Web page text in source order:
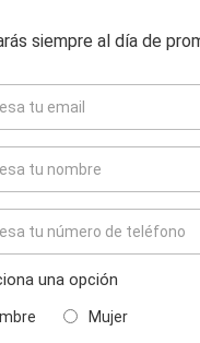
siempre al día de
una opción
Mujer